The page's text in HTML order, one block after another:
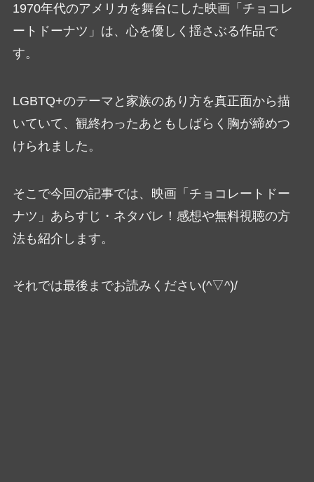
1970年代のアメリカを舞台にした映画「チョコレ
ートドーナツ」は、心を優しく揺さぶる作品で
す。
LGBTQ+のテーマと家族のあり方を真正面から描
いていて、観終わったあともしばらく胸が締めつ
けられました。
そこで今回の記事では、映画「チョコレートドー
ナツ」あらすじ・ネタバレ！感想や無料視聴の方
法も紹介します。
それでは最後までお読みください(^▽^)/